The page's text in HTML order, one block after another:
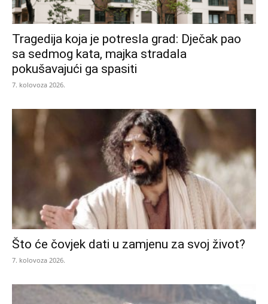
Tragedija koja je potresla grad: Dječak pao
sa sedmog kata, majka stradala
pokušavajući ga spasiti
7. kolovoza 2026.
Što će čovjek dati u zamjenu za svoj život?
7. kolovoza 2026.